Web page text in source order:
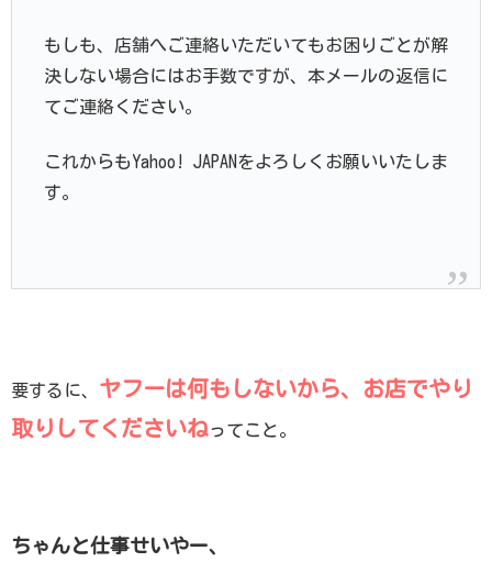
もしも、店舗へご連絡いただいてもお困りごとが解
決しない場合にはお手数ですが、本メールの返信に
てご連絡ください。
これからもYahoo! JAPANをよろしくお願いいたしま
す。
要するに、 ヤフーは何もしないから、お店でやり
取りしてくださいねってこと。
ちゃんと仕事せいやー、